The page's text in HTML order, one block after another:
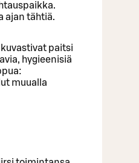
ajan tähtiä.
paitsi
hygieenisiä
muualla